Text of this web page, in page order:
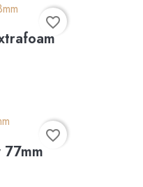
favorite_border
favorite_border